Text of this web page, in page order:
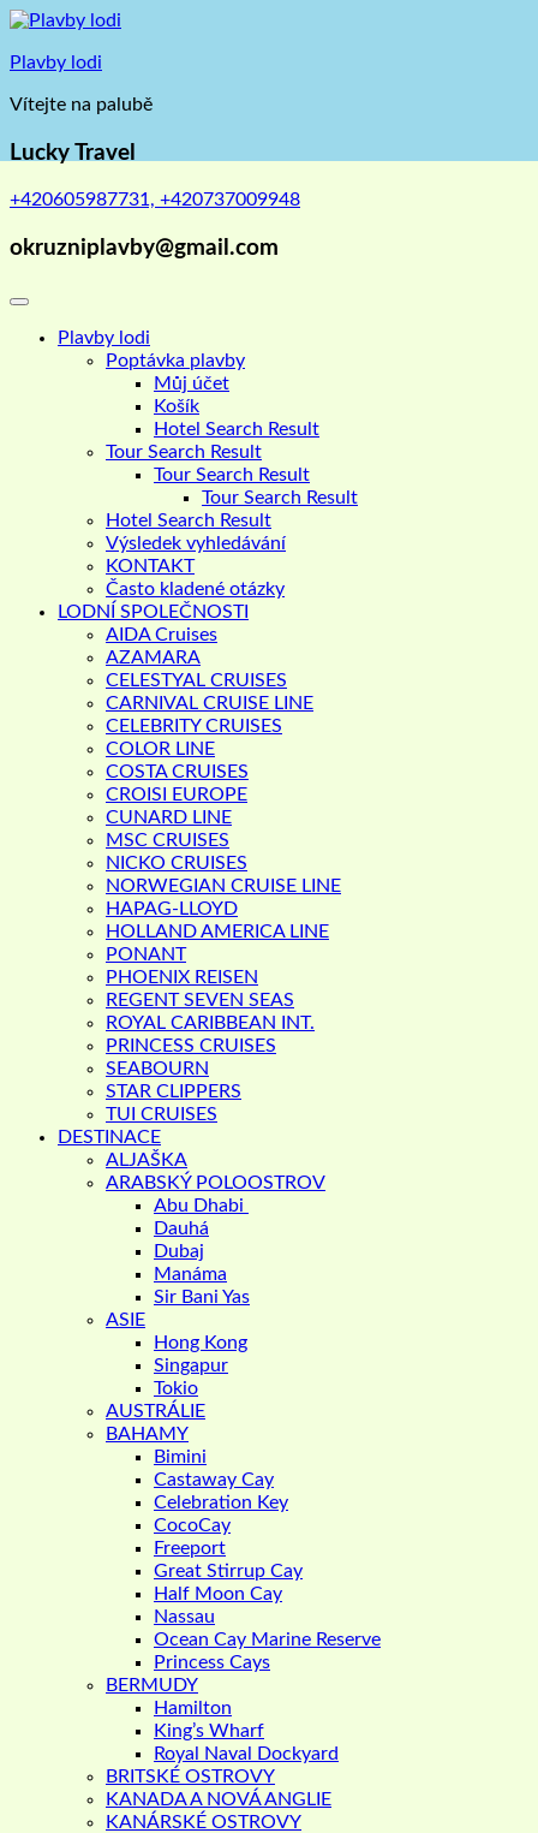
Skip
content
Plavby lodi
Vítejte na palubě
Lucky Travel
+420605987731, +420737009948
okruzniplavby@gmail.com
Plavby lodi
Poptávka plavby
Můj účet
Košík
Hotel Search Result
Tour Search Result
Tour Search Result
Tour Search Result
Hotel Search Result
Výsledek vyhledávání
KONTAKT
Často kladené otázky
LODNÍ SPOLEČNOSTI
AIDA Cruises
AZAMARA
CELESTYAL CRUISES
CARNIVAL CRUISE LINE
CELEBRITY CRUISES
COLOR LINE
COSTA CRUISES
CROISI EUROPE
CUNARD LINE
MSC CRUISES
NICKO CRUISES
NORWEGIAN CRUISE LINE
HAPAG-LLOYD
HOLLAND AMERICA LINE
PONANT
PHOENIX REISEN
REGENT SEVEN SEAS
ROYAL CARIBBEAN INT.
PRINCESS CRUISES
SEABOURN
STAR CLIPPERS
TUI CRUISES
DESTINACE
ALJAŠKA
ARABSKÝ POLOOSTROV
Abu Dhabi
Dauhá
Dubaj
Manáma
Sir Bani Yas
ASIE
Hong Kong
Singapur
Tokio
AUSTRÁLIE
BAHAMY
Bimini
Castaway Cay
Celebration Key
CocoCay
Freeport
Great Stirrup Cay
Half Moon Cay
Nassau
Ocean Cay Marine Reserve
Princess Cays
BERMUDY
Hamilton
King’s Wharf
Royal Naval Dockyard
BRITSKÉ OSTROVY
KANADA A NOVÁ ANGLIE
KANÁRSKÉ OSTROVY